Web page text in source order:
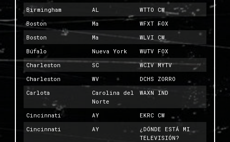
Birmingham
AL
WTTO CW
Boston
Ma
WFXT FOX
Boston
Ma
WLVI CW
Búfalo
Nueva York
WUTV FOX
Charleston
SC
WCIV MYTV
Charleston
WV
DCHS ZORRO
Carlota
Carolina del
Norte
WAXN IND
Cincinnati AY
EKRC CW
Cincinnati
AY
¿DÓNDE ESTÁ MI
TELEVISIÓN?